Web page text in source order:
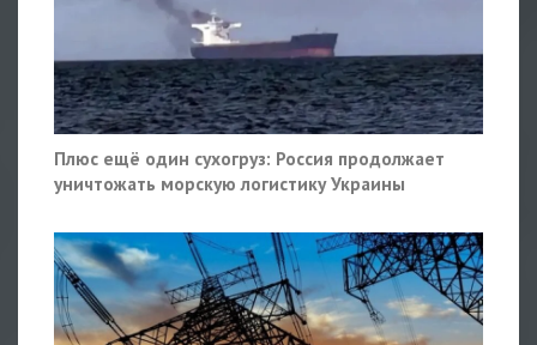
Плюс ещё один сухогруз: Россия продолжает
уничтожать морскую логистику Украины